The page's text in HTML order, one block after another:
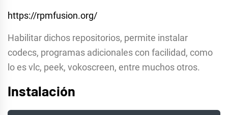
https://rpmfusion.org/
Habilitar dichos repositorios, permite instalar
codecs, programas adicionales con facilidad, como
lo es vlc, peek, vokoscreen, entre muchos otros.
Instalación